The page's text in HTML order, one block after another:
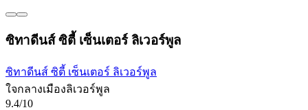
ซิทาดีนส์ ซิตี้ เซ็นเตอร์ ลิเวอร์พูล
ซิทาดีนส์ ซิตี้ เซ็นเตอร์ ลิเวอร์พูล
ใจกลางเมืองลิเวอร์พูล
9.4/10